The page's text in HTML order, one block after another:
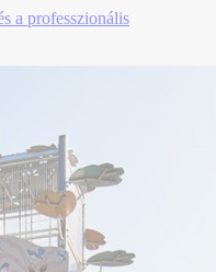
a professzionális